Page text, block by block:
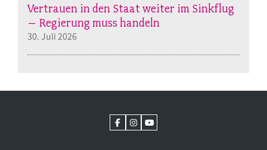
Vertrauen in den Staat weiter im Sinkflug
– Regierung muss handeln
30. Juli 2026